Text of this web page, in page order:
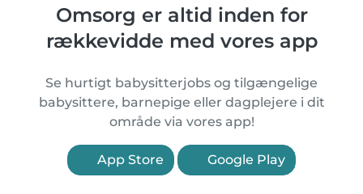
Omsorg er altid inden for
rækkevidde med vores app
Se hurtigt babysitterjobs og tilgængelige
babysittere, barnepige eller dagplejere i dit
område via vores app!
App Store Google Play